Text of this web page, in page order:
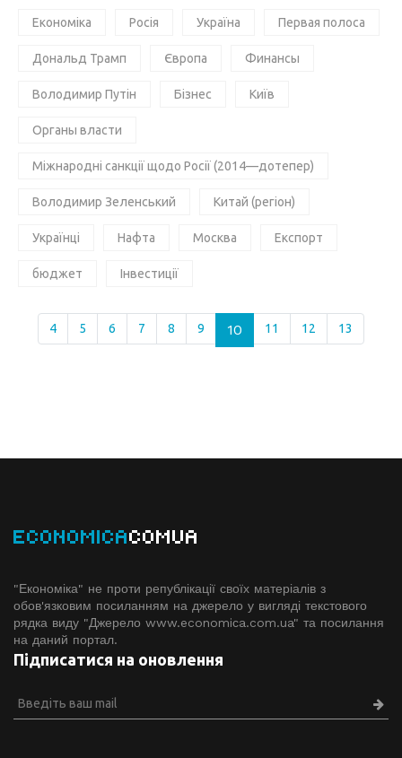
Економіка Росія Україна Первая полоса
Дональд Трамп Європа Финансы
Володимир Путін Бізнес Київ
Органы власти
Міжнародні санкції щодо Росії (2014—дотепер)
Володимир Зеленський Китай (регіон)
Українці Нафта Москва Експорт
бюджет Інвестиції
4 5 6 7 8 9 10 11 12 13
ECONOMICACOMUA
"Економіка" не проти републікації своїх матеріалів з
обов'язковим посиланням на джерело у вигляді текстового
рядка виду "Джерело www.economiсa.com.ua" та посилання
на даний портал.
Підписатися на оновлення